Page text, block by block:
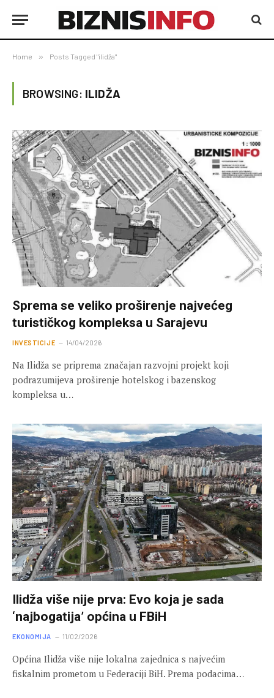
Home » Posts Tagged "ilidža"
BROWSING: ILIDŽA
Sprema se veliko proširenje najvećeg
turističkog kompleksa u Sarajevu
INVESTICIJE 14/04/2026
Na Ilidža se priprema značajan razvojni projekt koji
podrazumijeva proširenje hotelskog i bazenskog
kompleksa u…
Ilidža više nije prva: Evo koja je sada
‘najbogatija’ općina u FBiH
EKONOMIJA 11/02/2026
Općina Ilidža više nije lokalna zajednica s najvećim
fiskalnim prometom u Federaciji BiH. Prema podacima…